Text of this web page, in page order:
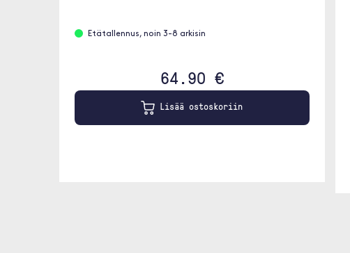
Etätallennus, noin 3-8 arkisin
64.90 €
Lisää ostoskoriin